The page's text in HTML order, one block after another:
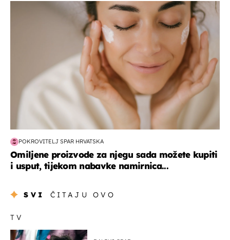
moda & ljepota
POKROVITELJ SPAR HRVATSKA
Omiljene proizvode za njegu sada možete kupiti
i usput, tijekom nabavke namirnica...
SVI ČITAJU OVO
TV